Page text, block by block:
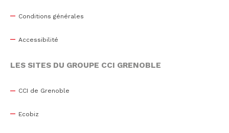
Conditions générales
Accessibilité
LES SITES DU GROUPE CCI GRENOBLE
CCI de Grenoble
Ecobiz